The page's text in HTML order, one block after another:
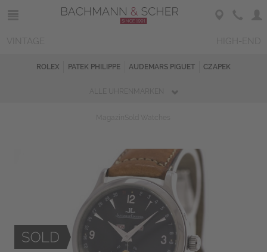
ROLEX PATEK PHILIPPE AUDEMARS PIGUET CZAPEK